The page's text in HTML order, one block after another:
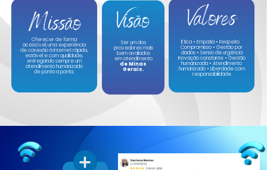
Oferecer de forma
acessível, uma experiência
de conexão à internet rápida,
estável e com qualidade,
entregando sempre um
atendimento humanizado
de ponta a ponta.
Visão
Ser um dos
provedores mais
bem avaliados
em atendimento
de Minas
Gerais.
Missão Valores
Ética • Empatia • Respeito
Compromisso • Gestão por
dados • Senso de urgência
Inovação constante • Gestão
humanizada • Atendimento
humanizado • Liberdade com
responsabilidade